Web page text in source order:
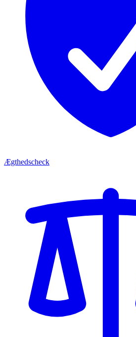
Ægthedscheck